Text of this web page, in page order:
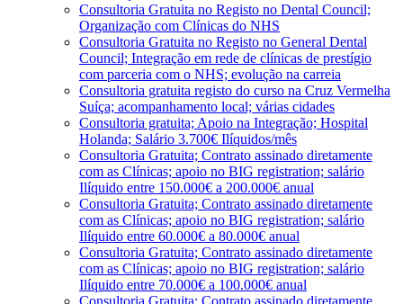
Consultoria Gratuita no Registo no Dental Council;
Organização com Clínicas do NHS
Consultoria Gratuita no Registo no General Dental
Council; Integração em rede de clínicas de prestígio
com parceria com o NHS; evolução na carreia
Consultoria gratuita registo do curso na Cruz Vermelha
Suíça; acompanhamento local; várias cidades
Consultoria gratuita; Apoio na Integração; Hospital
Holanda; Salário 3.700€ Ilíquidos/mês
Consultoria Gratuita; Contrato assinado diretamente
com as Clínicas; apoio no BIG registration; salário
Ilíquido entre 150.000€ a 200.000€ anual
Consultoria Gratuita; Contrato assinado diretamente
com as Clínicas; apoio no BIG registration; salário
Ilíquido entre 60.000€ a 80.000€ anual
Consultoria Gratuita; Contrato assinado diretamente
com as Clínicas; apoio no BIG registration; salário
Ilíquido entre 70.000€ a 100.000€ anual
Consultoria Gratuita; Contrato assinado diretamente